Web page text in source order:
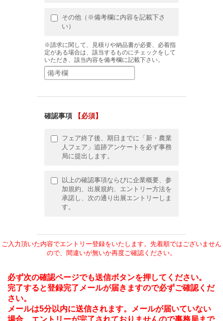
その他（※備考欄に内容を記載下さ
い）
※請求に関して、見積りや納品書が必要、必着指
定がある場合は、該当するものにチェックをして
いただき、該当内容を備考欄に記載下さい。
確認事項 【必須】
フェア終了後、期日までに「新・農業
人フェア」追跡アンケートを必ず事務
局に提出します。
以上の確認事項ならびに企業概要、参
加規約、出展規約、エントリー方法を
承諾し、次の通り出展エントリーしま
す。
ご入力頂いた内容でエントリー登録をいたします。先着順ではございません
ので、間違いが無いか再度ご確認ください。
必ず次の確認ページでも送信ボタンを押してください。
完了すると登録完了メールが届きますので必ずご確認くだ
さい。
メールは5分以内に送信されます。メールが届いていない
場合、エントリーが完了されておりませんので事務局まで